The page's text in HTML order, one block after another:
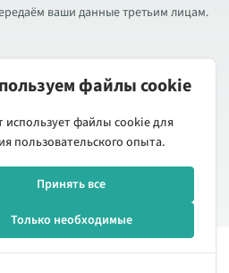
Добавить
ваши данные третьим лицам.
выгодных акциях, новых
обзоры продукции.
защищены
файлы cookie
использует файлы cookie для
пользовательского опыта.
Принять все
Только необходимые